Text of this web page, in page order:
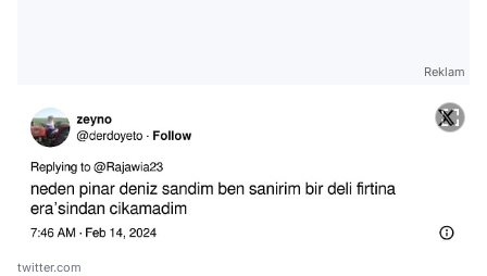
Reklam
twitter.com